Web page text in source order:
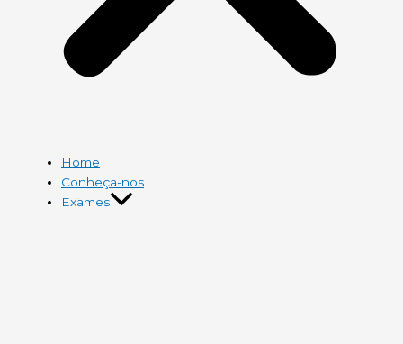
Home
Conheça-nos
Exames